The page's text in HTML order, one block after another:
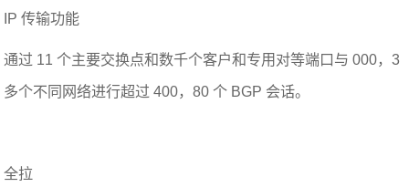
IP 传输功能
通过 11 个主要交换点和数千个客户和专用对等端口与 000，3
多个不同网络进行超过 400，80 个 BGP 会话。
全拉